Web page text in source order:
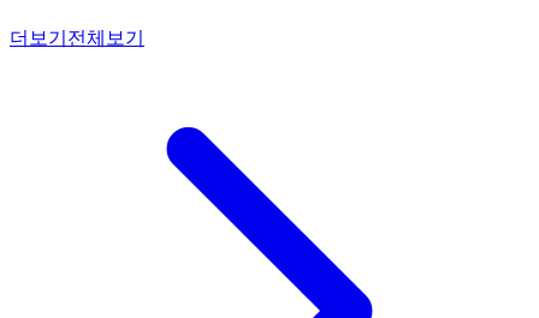
더보기 전체보기